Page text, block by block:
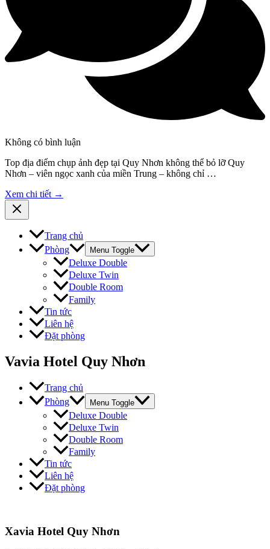
Không có bình luận
Top địa điểm chụp ảnh đẹp tại Quy Nhơn không thể bỏ lỡ Quy
Nhơn – viên ngọc xanh của miền Trung – không chỉ …
Xem chi tiết →
Trang chủ
Phòng
Menu Toggle
Deluxe Double
Deluxe Twin
Double Room
Family
Tin tức
Liên hệ
Đặt phòng
Vavia Hotel Quy Nhơn
Trang chủ
Phòng
Menu Toggle
Deluxe Double
Deluxe Twin
Double Room
Family
Tin tức
Liên hệ
Đặt phòng
Xavia Hotel Quy Nhơn